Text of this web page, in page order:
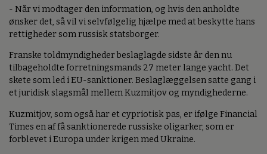
- Når vi modtager den information, og hvis den anholdte
ønsker det, så vil vi selvfølgelig hjælpe med at beskytte hans
rettigheder som russisk statsborger.
Franske toldmyndigheder beslaglagde sidste år den nu
tilbageholdte forretningsmands 27 meter lange yacht. Det
skete som led i EU-sanktioner. Beslaglæggelsen satte gang i
et juridisk slagsmål mellem Kuzmitjov og myndighederne.
Kuzmitjov, som også har et cypriotisk pas, er ifølge Financial
Times en af få sanktionerede russiske oligarker, som er
forblevet i Europa under krigen med Ukraine.